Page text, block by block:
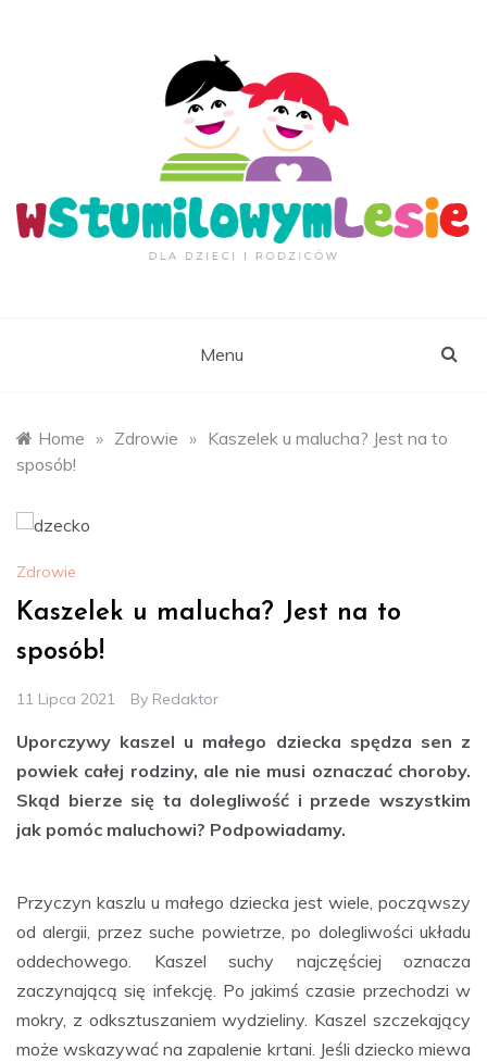
Menu
Home » Zdrowie » Kaszelek u malucha? Jest na to
sposób!
Zdrowie
Kaszelek u malucha? Jest na to
sposób!
11 Lipca 2021 By Redaktor
Uporczywy kaszel u małego dziecka spędza sen z
powiek całej rodziny, ale nie musi oznaczać choroby.
Skąd bierze się ta dolegliwość i przede wszystkim
jak pomóc maluchowi? Podpowiadamy.
Przyczyn kaszlu u małego dziecka jest wiele, począwszy
od alergii, przez suche powietrze, po dolegliwości układu
oddechowego. Kaszel suchy najczęściej oznacza
zaczynającą się infekcję. Po jakimś czasie przechodzi w
mokry, z odksztuszaniem wydzieliny. Kaszel szczekający
może wskazywać na zapalenie krtani. Jeśli dziecko miewa